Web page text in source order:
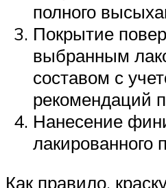
полного
Покрытие
выбранным
составом с
рекомендаций
Нанесение
лакированного
Как правило,